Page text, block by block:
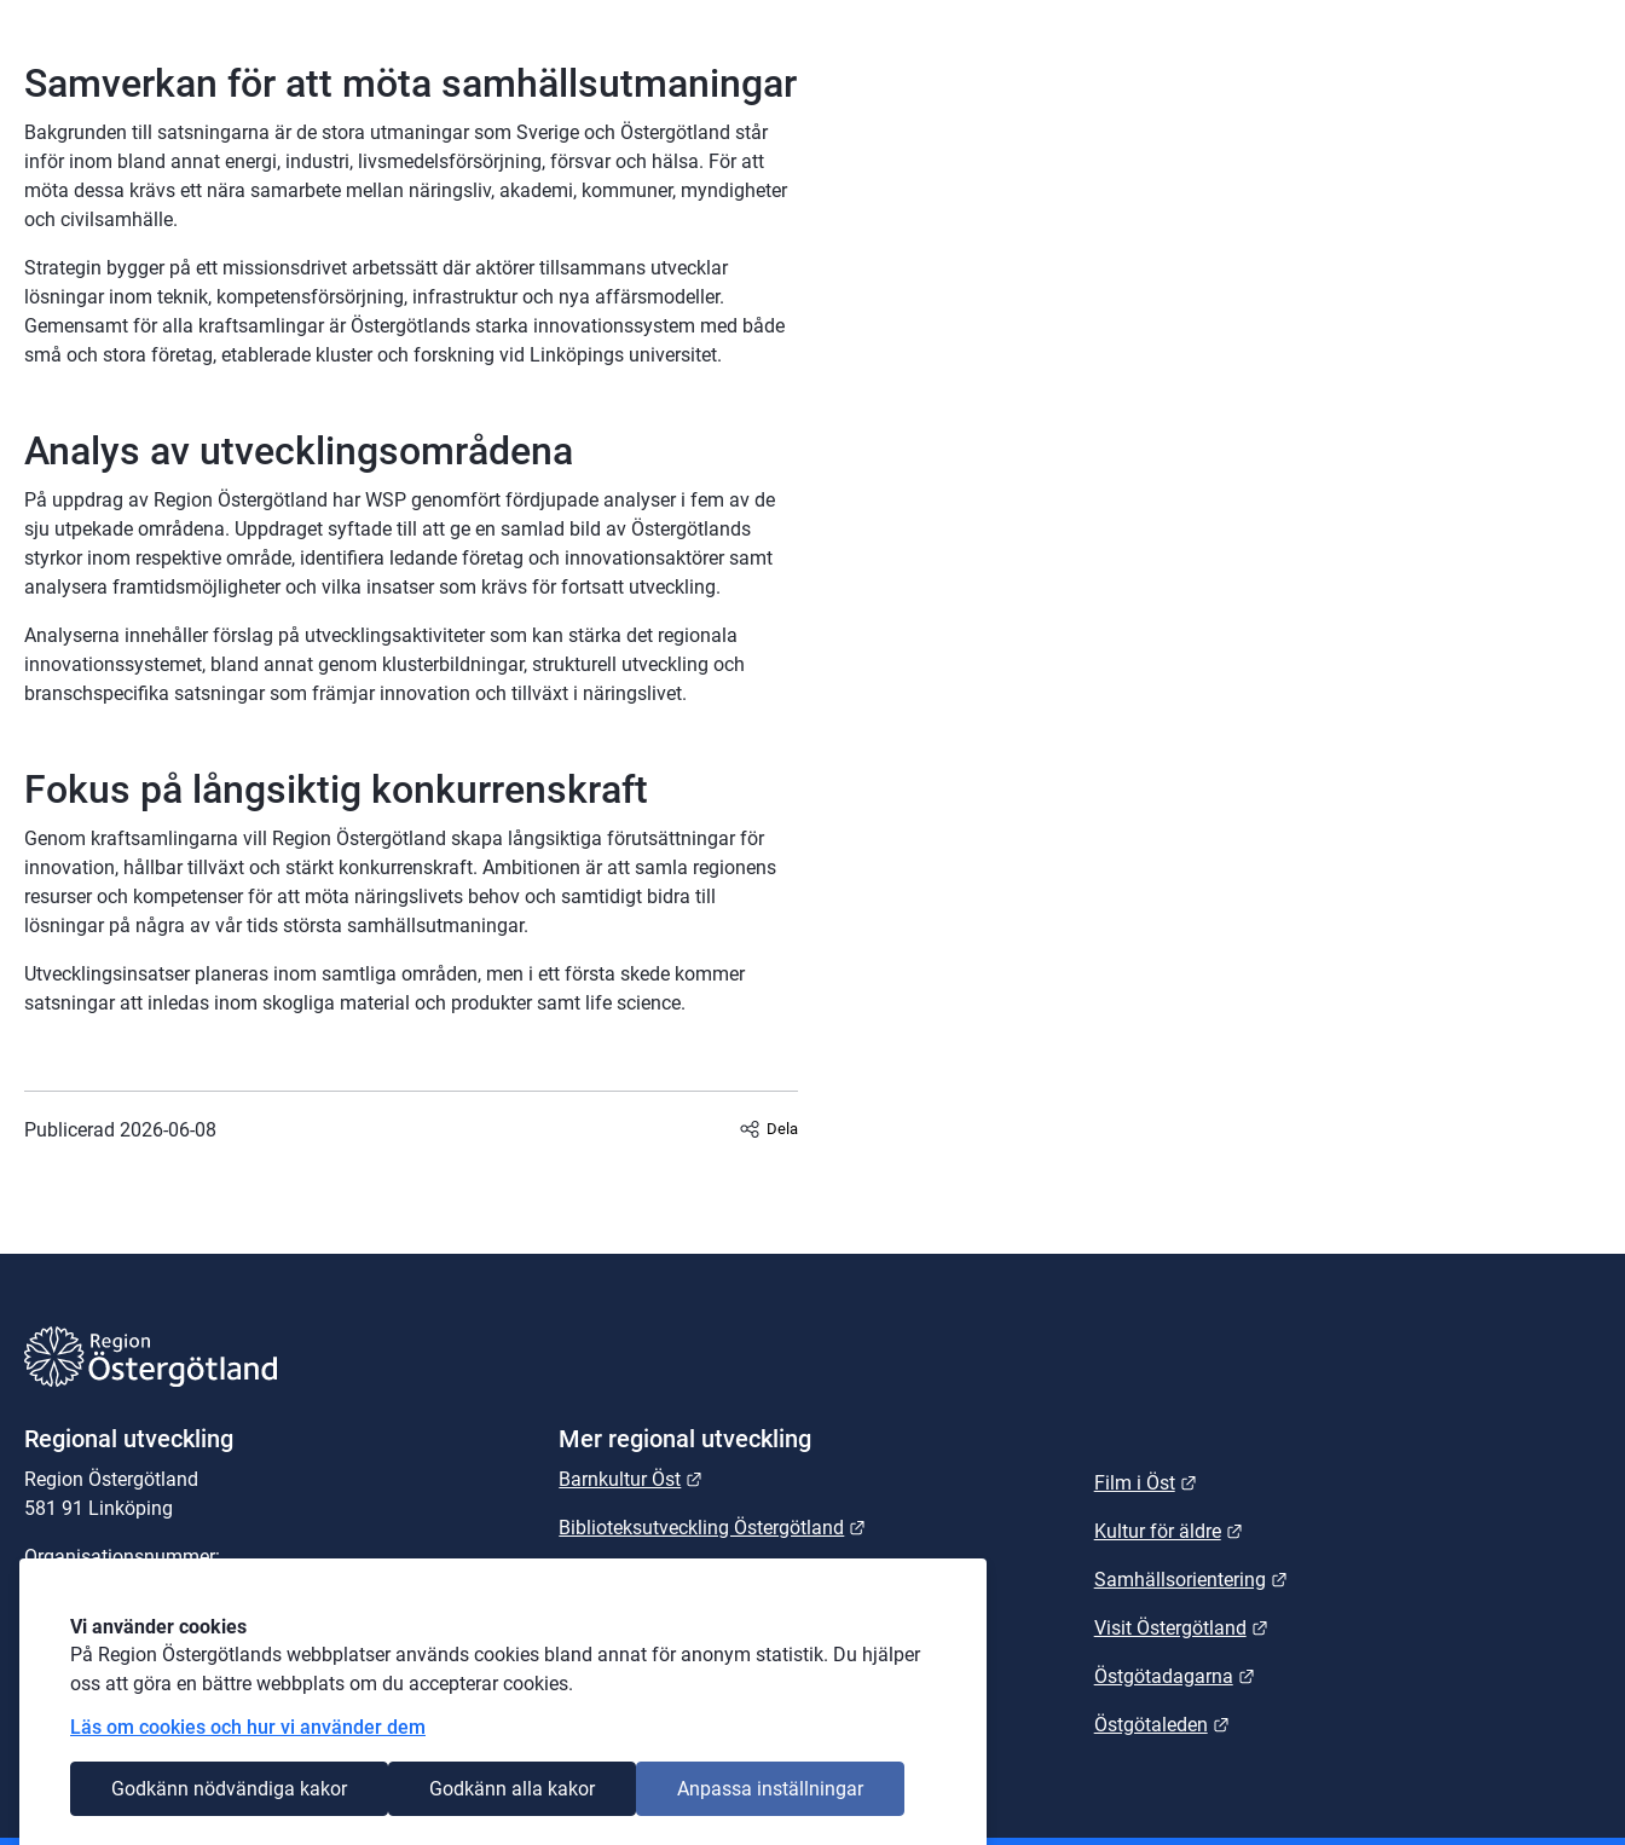
Vi använder cookies
På Region Östergötlands webbplatser används cookies bland annat för anonym statistik. Du hjälper
oss att göra en bättre webbplats om du accepterar cookies.
Läs om cookies och hur vi använder dem
Godkänn nödvändiga kakor Godkänn alla kakor Anpassa inställningar
Samverkan för att möta samhällsutmaningar
Bakgrunden till satsningarna är de stora utmaningar som Sverige och Östergötland står
inför inom bland annat energi, industri, livsmedelsförsörjning, försvar och hälsa. För att
möta dessa krävs ett nära samarbete mellan näringsliv, akademi, kommuner, myndigheter
och civilsamhälle.
Strategin bygger på ett missionsdrivet arbetssätt där aktörer tillsammans utvecklar
lösningar inom teknik, kompetensförsörjning, infrastruktur och nya affärsmodeller.
Gemensamt för alla kraftsamlingar är Östergötlands starka innovationssystem med både
små och stora företag, etablerade kluster och forskning vid Linköpings universitet.
Analys av utvecklingsområdena
På uppdrag av Region Östergötland har WSP genomfört fördjupade analyser i fem av de
sju utpekade områdena. Uppdraget syftade till att ge en samlad bild av Östergötlands
styrkor inom respektive område, identifiera ledande företag och innovationsaktörer samt
analysera framtidsmöjligheter och vilka insatser som krävs för fortsatt utveckling.
Analyserna innehåller förslag på utvecklingsaktiviteter som kan stärka det regionala
innovationssystemet, bland annat genom klusterbildningar, strukturell utveckling och
branschspecifika satsningar som främjar innovation och tillväxt i näringslivet.
Fokus på långsiktig konkurrenskraft
Genom kraftsamlingarna vill Region Östergötland skapa långsiktiga förutsättningar för
innovation, hållbar tillväxt och stärkt konkurrenskraft. Ambitionen är att samla regionens
resurser och kompetenser för att möta näringslivets behov och samtidigt bidra till
lösningar på några av vår tids största samhällsutmaningar.
Utvecklingsinsatser planeras inom samtliga områden, men i ett första skede kommer
satsningar att inledas inom skogliga material och produkter samt life science.
Publicerad 2026-06-08 Dela
Regional utveckling
Region Östergötland
581 91 Linköping
Organisationsnummer:
Telefon: 010-103 00 00 (växel)
E-post: region@regionostergotland.se
Pressrum Länk till annan webbplats.
Mer regional utveckling
Barnkultur Öst
Biblioteksutveckling Östergötland
Film i Öst Länk till annan webbplats.
Kultur för äldre Länk till annan webbplats.
Samhällsorientering Länk till annan webbplats.
Visit Östergötland Länk till annan webbplats.
Östgötadagarna Länk till annan webbplats.
Östgötaleden Länk till annan webbplats.